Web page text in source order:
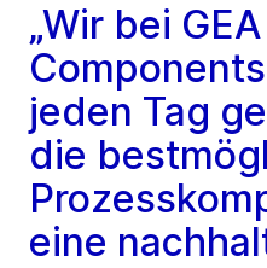
„Wir bei
jeden Tag
die
eine